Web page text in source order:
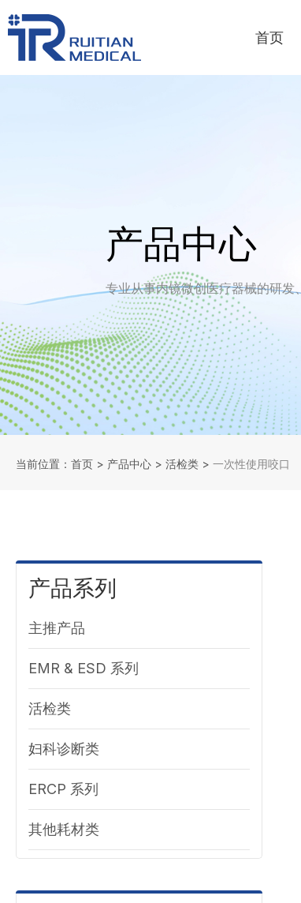
首页
产品中心
专业从事内镜微创医疗器械的研发
当前位置：首页 > 产品中心 > 活检类 > 一次性使用咬口
产品系列
主推产品
EMR & ESD 系列
活检类
妇科诊断类
ERCP 系列
其他耗材类